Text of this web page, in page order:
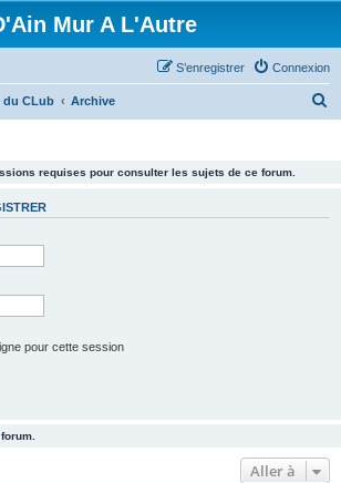
Mur A L'Autre
Connexion
S’enregistrer
du CLub Archive
requises pour consulter les sujets de ce forum.
pour cette session
Aller à